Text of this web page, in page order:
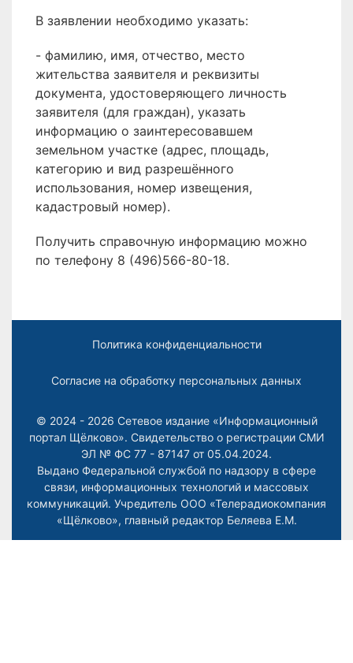
В заявлении необходимо указать:
- фамилию, имя, отчество, место
жительства заявителя и реквизиты
документа, удостоверяющего личность
заявителя (для граждан), указать
информацию о заинтересовавшем
земельном участке (адрес, площадь,
категорию и вид разрешённого
использования, номер извещения,
кадастровый номер).
Получить справочную информацию можно
по телефону 8 (496)566-80-18.
Политика конфиденциальности
Согласие на обработку персональных данных
© 2024 - 2026 Сетевое издание «Информационный
портал Щёлково». Свидетельство о регистрации СМИ
ЭЛ № ФС 77 - 87147 от 05.04.2024.
Выдано Федеральной службой по надзору в сфере
связи, информационных технологий и массовых
коммуникаций. Учредитель ООО «Телерадиокомпания
«Щёлково», главный редактор Беляева Е.М.